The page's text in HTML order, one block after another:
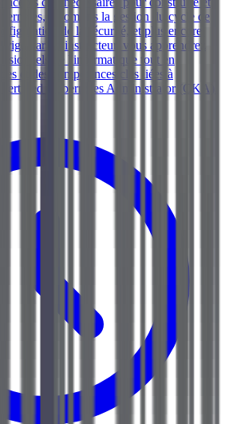
y compris la gestion du cycle de
de la sécurité, et plus encore.
par un instructeur, vous apprendrez
de l'informatique tout en
et des compétences clés liées à
Kubernetes Administrator (CKA).